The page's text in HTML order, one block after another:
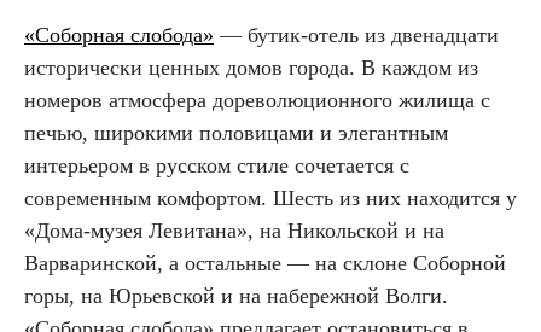
«Соборная слобода» — бутик-отель из двенадцати
исторически ценных домов города. В каждом из
номеров атмосфера дореволюционного жилища с
печью, широкими половицами и элегантным
интерьером в русском стиле сочетается с
современным комфортом. Шесть из них находится у
«Дома-музея Левитана», на Никольской и на
Варваринской, а остальные — на склоне Соборной
горы, на Юрьевской и на набережной Волги.